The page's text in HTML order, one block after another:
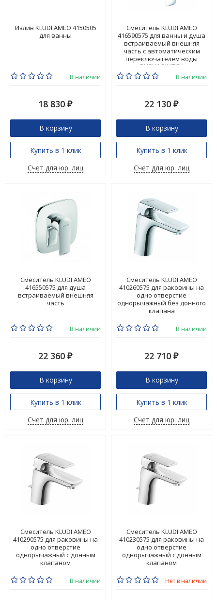
Излив KLUDI AMEO 4150505
для ванны
В наличии
18 830 ₽
В корзину
Купить в 1 клик
Счет для юр. лиц
Смеситель KLUDI AMEO
416590575 для ванны и душа
встраиваемый внешняя
часть с автоматическим
переключателем воды
PUSH&SWITCH
В наличии
22 130 ₽
В корзину
Купить в 1 клик
Счет для юр. лиц
Смеситель KLUDI AMEO
416550575 для душа
встраиваемый внешняя
часть
В наличии
22 360 ₽
В корзину
Купить в 1 клик
Счет для юр. лиц
Смеситель KLUDI AMEO
410260575 для раковины на
одно отверстие
однорычажный без донного
клапана
В наличии
22 710 ₽
В корзину
Купить в 1 клик
Счет для юр. лиц
Смеситель KLUDI AMEO
410290575 для раковины на
одно отверстие
однорычажный с донным
клапаном
В наличии
Смеситель KLUDI AMEO
410230575 для раковины на
одно отверстие
однорычажный с донным
клапаном
Нет в наличии